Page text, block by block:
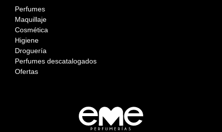
Perfumes
Maquillaje
Cosmética
Higiene
Droguería
Perfumes descatalogados
Ofertas